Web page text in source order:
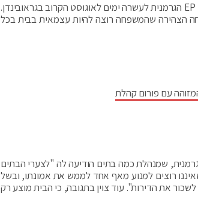
ב-25 ביוני, הזמינה לקוחה חרדית מלונדון בית נופש שמנוהל על ידי חברת EP Reisen הגרמנית לעשרה ימים לאוגוסט הקרוב בגראובינדן.
הצהירה שהמשפחה רוצה להיות עצמאית בבית בכל
עם פורום קהלת
שמנהלת כמה בתים הודיעה לה "לצערי הבתים
שאיננו רוצים למנוע מאף אחד לממש את אמונתו, ובשל
את הדירות". עוד צוין בתגובה, כי הבית מוצע רק